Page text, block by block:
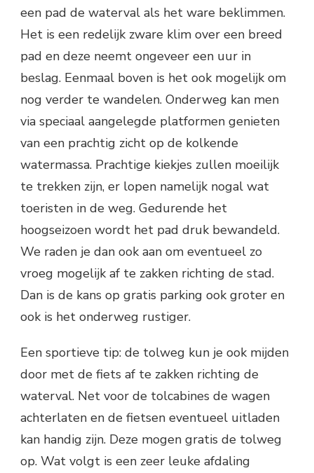
een pad de waterval als het ware beklimmen.
Het is een redelijk zware klim over een breed
pad en deze neemt ongeveer een uur in
beslag. Eenmaal boven is het ook mogelijk om
nog verder te wandelen. Onderweg kan men
via speciaal aangelegde platformen genieten
van een prachtig zicht op de kolkende
watermassa. Prachtige kiekjes zullen moeilijk
te trekken zijn, er lopen namelijk nogal wat
toeristen in de weg. Gedurende het
hoogseizoen wordt het pad druk bewandeld.
We raden je dan ook aan om eventueel zo
vroeg mogelijk af te zakken richting de stad.
Dan is de kans op gratis parking ook groter en
ook is het onderweg rustiger.
Een sportieve tip: de tolweg kun je ook mijden
door met de fiets af te zakken richting de
waterval. Net voor de tolcabines de wagen
achterlaten en de fietsen eventueel uitladen
kan handig zijn. Deze mogen gratis de tolweg
op. Wat volgt is een zeer leuke afdaling